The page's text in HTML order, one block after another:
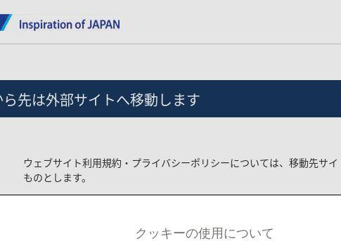
ら先は外部サイトへ移動します
ウェブサイト利用規約・プライバシーポリシーについては、移動先サ
ものとします。
クッキーの使用について